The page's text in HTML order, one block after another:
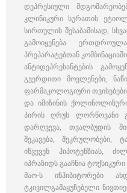
დეპრესიული
კლინიკური სურათის
სირთულის შესაბამისად,
გამოიყენება
პრეპარატებთან
ანტიდეპრესანტების
გვერდითი მოვლენები,
ფარმაკოლოგიური
და იმიზინის
პირის ღრუს ლორწოვანი
დარღვევა, თვალბუდის
შეკავება, შეკრულობები,
იწვევენ ჰიპოტენზიას,
იპრაზიდს გააჩნია
მაო-ს ინჰიბიტორები
ტკივილგამაყუჩებელი